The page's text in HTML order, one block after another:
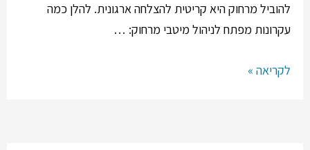
להוביל מרחוק היא קריטית להצלחה ארגונית. להלן כמה
עקרונות מפתח לניהול מיטבי מרחוק: …
לקריאה »